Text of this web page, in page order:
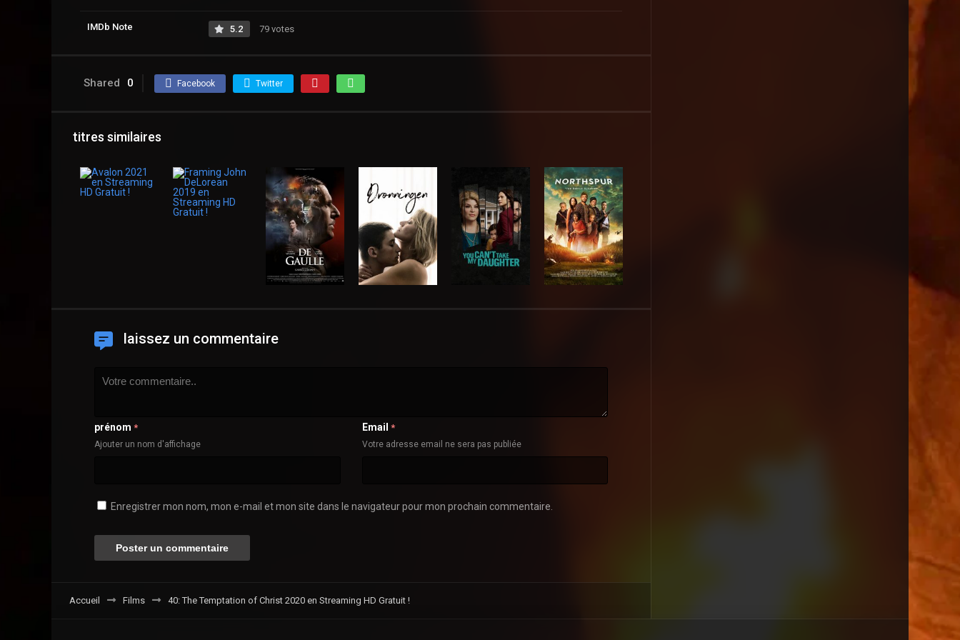
IMDb Note 5.2 79 votes
Shared 0 Facebook Twitter
titres similaires
laissez un commentaire
prénom *
Ajouter un nom d'affichage
Email *
Votre adresse email ne sera pas publiée
Enregistrer mon nom, mon e-mail et mon site dans le navigateur pour mon prochain commentaire.
Accueil Films 40: The Temptation of Christ 2020 en Streaming HD Gratuit !